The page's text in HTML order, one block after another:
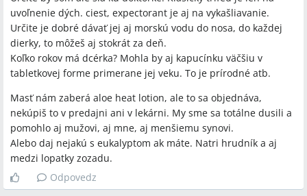
uvoľnenie dých. ciest, expectorant je aj na vykašliavanie.
Určite je dobré dávať jej aj morskú vodu do nosa, do každej
dierky, to môžeš aj stokrát za deň.
Koľko rokov má dcérka? Mohla by aj kapucínku väčšiu v
tabletkovej forme primerane jej veku. To je prírodné atb.
Masť nám zaberá aloe heat lotion, ale to sa objednáva,
nekúpiš to v predajni ani v lekárni. My sme sa totálne dusili a
pomohlo aj mužovi, aj mne, aj menšiemu synovi.
Alebo daj nejakú s eukalyptom ak máte. Natri hrudník a aj
medzi lopatky zozadu.
Odpovedz